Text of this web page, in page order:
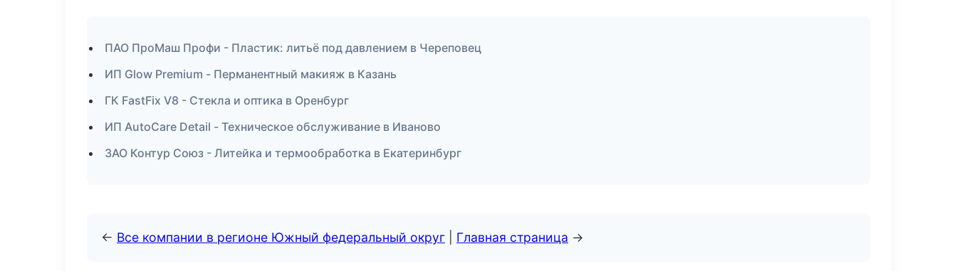
ПАО ПроМаш Профи - Пластик: литьё под давлением в Череповец
ИП Glow Premium - Перманентный макияж в Казань
ГК FastFix V8 - Стекла и оптика в Оренбург
ИП AutoCare Detail - Техническое обслуживание в Иваново
ЗАО Контур Союз - Литейка и термообработка в Екатеринбург
← Все компании в регионе Южный федеральный округ Главная страница →